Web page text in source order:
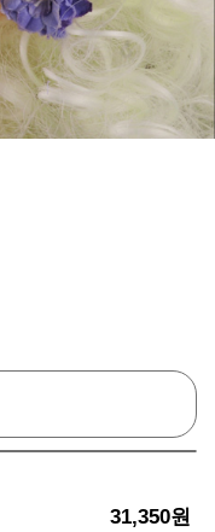
31,350원